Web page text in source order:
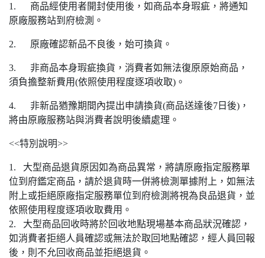
1. 商品經使用者開封使用後，如商品本身瑕疵，將通知
原廠服務站到府檢測。
2. 原廠確認新品不良後，始可換貨。
3. 非商品本身瑕疵換貨，消費者如無法復原原始商品，
須負擔整新費用(依照使用程度逐項收取)。
4. 非新品猶豫期間內提出申請換貨(商品送達後7日後)，
將由原廠服務站與消費者說明後續處理。
<<特別說明>>
1. 大型商品退貨原因如為商品異常，將請原廠指定服務單
位到府鑑定商品，請於退貨時一併將檢測單據附上，如無法
附上或拒絕原廠指定服務單位到府檢測將視為良品退貨，並
依照使用程度逐項收取費用。
2. 大型商品回收時將於回收地點現場基本商品狀況確認，
如消費者拒絕人員確認或無法於取回地點確認，經人員回報
後，則不允回收商品並拒絕退貨。